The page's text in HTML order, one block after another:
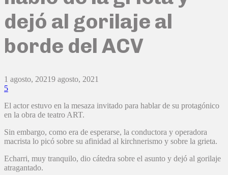
dejó al gorilaje al
borde del ACV
1 agosto, 20219 agosto, 2021
5
El actor estuvo en la mesaza invitado para hablar de su protagónico
en la obra de teatro ART.
Sin embargo, como era de esperarse, la conductora y operadora
macrista lo picó sobre su afinidad al kirchnerismo y sobre la grieta.
Echarri, muy tranquilo, dio cátedra sobre el asunto y dejó al gorilaje
atragantado.